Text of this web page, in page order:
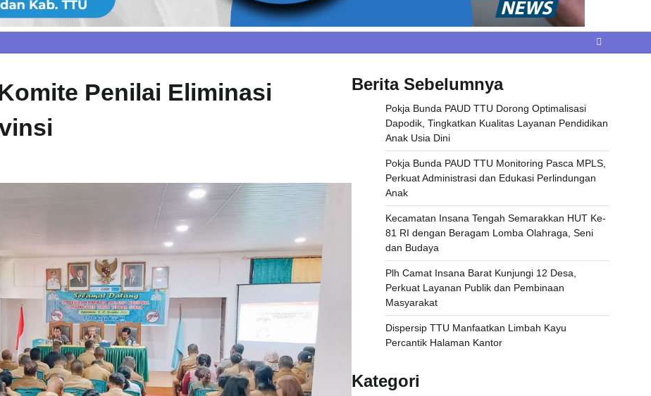
Penilai Eliminasi
Berita Sebelumnya
Pokja Bunda PAUD TTU Dorong Optimalisasi
Dapodik, Tingkatkan Kualitas Layanan Pendidikan
Anak Usia Dini
Pokja Bunda PAUD TTU Monitoring Pasca MPLS,
Perkuat Administrasi dan Edukasi Perlindungan
Anak
Kecamatan Insana Tengah Semarakkan HUT Ke-
81 RI dengan Beragam Lomba Olahraga, Seni
dan Budaya
Plh Camat Insana Barat Kunjungi 12 Desa,
Perkuat Layanan Publik dan Pembinaan
Masyarakat
Dispersip TTU Manfaatkan Limbah Kayu
Percantik Halaman Kantor
Kategori